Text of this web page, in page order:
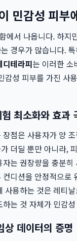
민감성 피부
에서 나옵니다. 하
경우가 많습니다.
디테라피는 이러한 소
감성 피부를 가진 사
최소화와 효과
장점은 사용자가 양
더딜 뿐만 아니라,
는 권장량을 충분
디션을 안정적으
사용하는 것은 레티
는 것 자체가 민감
상 데이터의 증명